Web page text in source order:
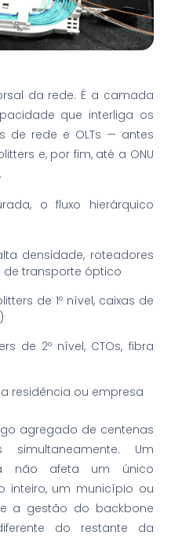
da rede. É a camada
que interliga os
de rede e OLTs — antes
e, por fim, até a ONU
o fluxo hierárquico
densidade, roteadores
transporte óptico
de 1º nível, caixas de
de 2º nível, CTOs, fibra
residência ou empresa
agregado de centenas
Um
não afeta um único
inteiro, um município ou
a gestão do backbone
do restante da